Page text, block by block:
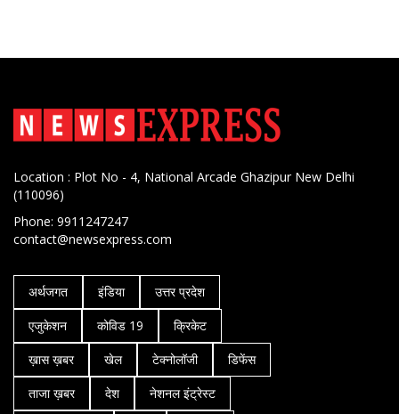
Location : Plot No - 4, National Arcade Ghazipur New Delhi
(110096)
Phone: 9911247247
contact@newsexpress.com
अर्थजगत इंडिया
उत्तर प्रदेश
एजुकेशन
कोविड 19
क्रिकेट
ख़ास ख़बर
खेल टेक्नोलॉजी
डिफेंस
ताजा ख़बर
देश नेशनल इंट्रेस्ट